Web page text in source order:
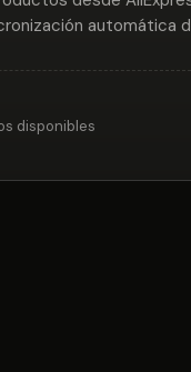
automática
disponibles